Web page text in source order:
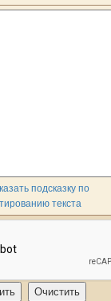
подсказку по
текста